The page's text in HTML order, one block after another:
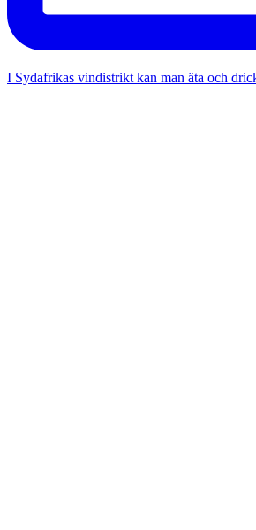
I Sydafrikas vindistrikt kan man äta och